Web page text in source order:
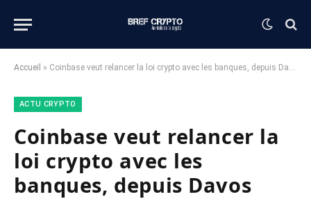
Accueil » Coinbase veut relancer la loi crypto avec les banques, depuis Davos
ACTU CRYPTO
Coinbase veut relancer la
loi crypto avec les
banques, depuis Davos